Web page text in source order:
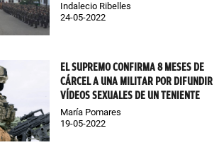
Indalecio Ribelles
24-05-2022
EL SUPREMO CONFIRMA 8 MESES DE
CÁRCEL A UNA MILITAR POR DIFUNDIR
VÍDEOS SEXUALES DE UN TENIENTE
María Pomares
19-05-2022